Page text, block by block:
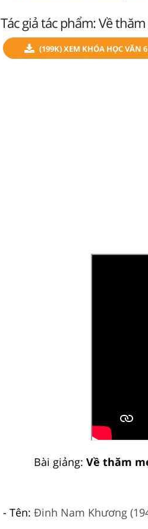
Tác giả tác phẩm: Về
(199K) XEM KHÓA HỌC VĂN
Bài giảng: Về thăm
- Tên: Đinh Nam Khương